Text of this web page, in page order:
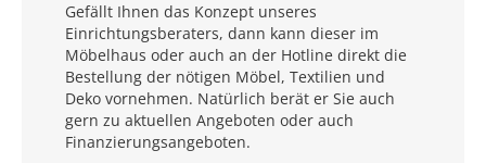
Gefällt Ihnen das Konzept unseres
Einrichtungsberaters, dann kann dieser im
Möbelhaus oder auch an der Hotline direkt die
Bestellung der nötigen Möbel, Textilien und
Deko vornehmen. Natürlich berät er Sie auch
gern zu aktuellen Angeboten oder auch
Finanzierungsangeboten.